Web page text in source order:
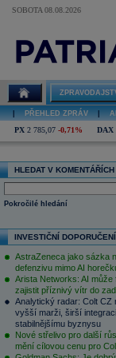
SOBOTA 08.08.2026
PŘEHLED ZPRÁV
PX 2 785,07 -0,71% DAX
HLEDAT V KOMENTÁŘÍCH
Pokročilé hledání
INVESTIČNÍ DOPORUČENÍ
AstraZeneca jako sázka
defenzivu mimo AI
Arista Networks: AI může
zajistit příznivý vítr do zad
Analytický radar: Colt CZ
vyšší marži, širší
stabilnějšímu byznysu
Nové střelivo pro další
mění cílovou cenu pro